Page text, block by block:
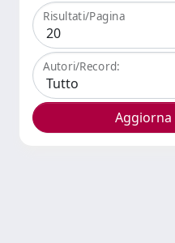
Risultati/Pagina
Autori/Record: